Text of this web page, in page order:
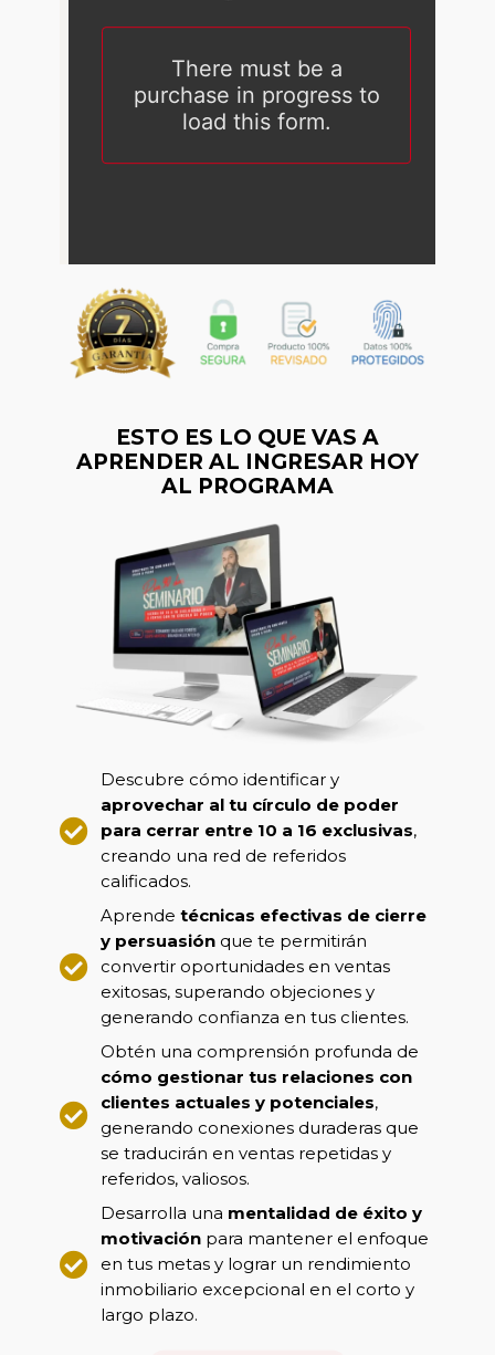
ESTO ES LO QUE VAS A
APRENDER AL INGRESAR HOY
AL PROGRAMA
Descubre cómo identificar y
aprovechar al tu círculo de poder
para cerrar entre 10 a 16 exclusivas,
creando una red de referidos
calificados.
Aprendetécnicas efectivas de cierre
y persuasión que te permitirán
convertir oportunidades en ventas
exitosas, superando objeciones y
generando confianza en tus clientes.
Obtén una comprensión profunda de
cómo gestionar tus relaciones con
clientes actuales y potenciales,
generando conexiones duraderas que
se traducirán en ventas repetidas y
referidos, valiosos.
Desarrolla una mentalidad de éxito y
motivación para mantener el enfoque
en tus metas y lograr un rendimiento
inmobiliario excepcional en el corto y
largo plazo.